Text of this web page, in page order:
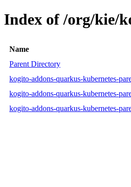
Index of /org/kie/
Name
Parent Directory
kogito-addons-quarkus-kubernetes-
kogito-addons-quarkus-kubernetes-
kogito-addons-quarkus-kubernetes-